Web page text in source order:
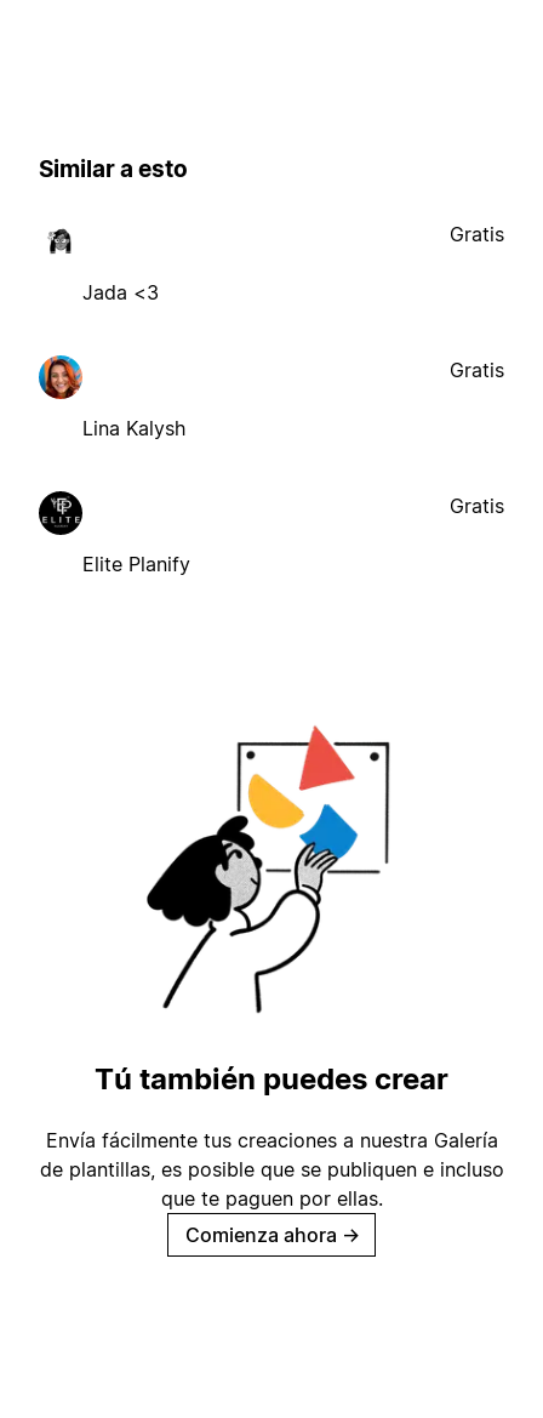
Similar a esto
Jada <3
Gratis
Lina Kalysh
Gratis
Elite Planify
Gratis
Tú también puedes crear
Envía fácilmente tus creaciones a nuestra Galería
de plantillas, es posible que se publiquen e incluso
que te paguen por ellas.
Comienza ahora →